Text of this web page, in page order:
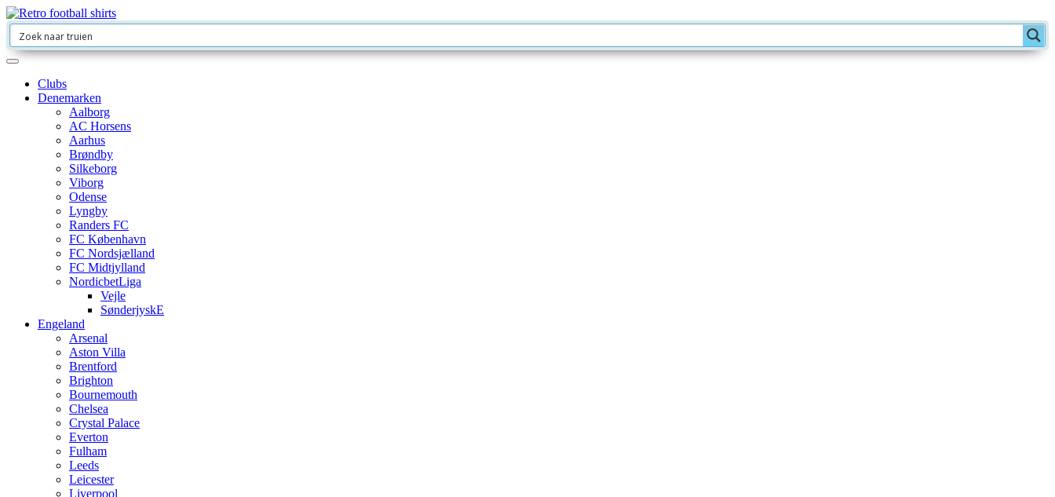
Clubs
Denemarken
Aalborg
AC Horsens
Aarhus
Brøndby
Silkeborg
Viborg
Odense
Lyngby
Randers FC
FC København
FC Nordsjælland
FC Midtjylland
NordicbetLiga
Vejle
SønderjyskE
Engeland
Arsenal
Aston Villa
Brentford
Brighton
Bournemouth
Chelsea
Crystal Palace
Everton
Fulham
Leeds
Leicester
Liverpool